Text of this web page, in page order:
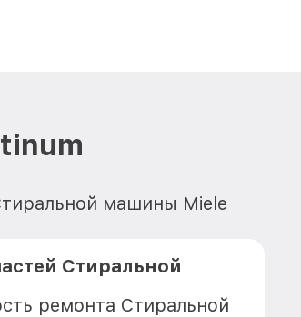
машины Miele
Стиральной
ремонта Стиральной